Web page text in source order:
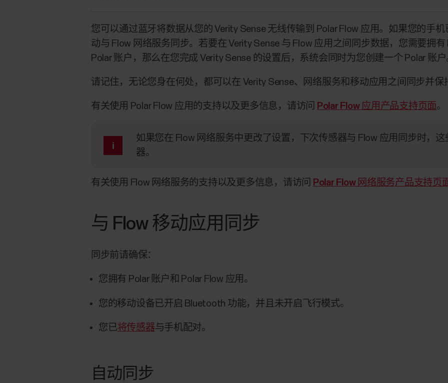
您可以通过蓝牙将数据从您的 Verity Sense 无线传输到 Polar Flow 应用。如果您的手
动与 Flow 网络服务同步。若要在 Verity Sense 与 Flow 应用之间同步数据，您需要拥
Polar 账户，那么在您完成 Verity Sense 的设置后，系统会同时为您创建一个 Polar 账
请记住，无论您身在何处，都可以在 Verity Sense、网络服务和移动应用之间同步并保
有关使用 Polar Flow 应用的支持以及更多信息，请访问 Polar Flow 应用产品支持页面。
如果您在 Flow 网络服务中更改了设置，下次传感器与 Flow 应用同步时，
器。
有关使用 Flow 网络服务的支持以及更多信息，请访问 Polar Flow 网络服务产品支持页
与 Flow 移动应用同步
同步前请确保：
您拥有 Polar 账户和 Polar Flow 应用。
您的移动设备已开启 Bluetooth 功能，并且未开启飞行模式。
您已将传感器与手机配对。
自动同步